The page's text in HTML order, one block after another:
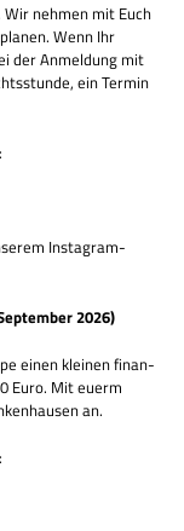
neh­men mit Euch
Wenn Ihr
der Anmel­dung mit
ein Ter­min
Insta­gram-
2026)
einen klei­nen finan­
Euro. Mit euerm
an.